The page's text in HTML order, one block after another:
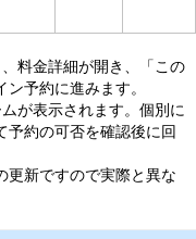
料金詳細が開き、「この
予約に進みます。
が表示されます。個別に
予約の可否を確認後に回
新ですので実際と異な